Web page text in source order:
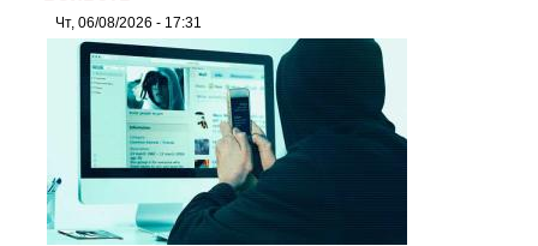
Чт, 06/08/2026 - 17:31